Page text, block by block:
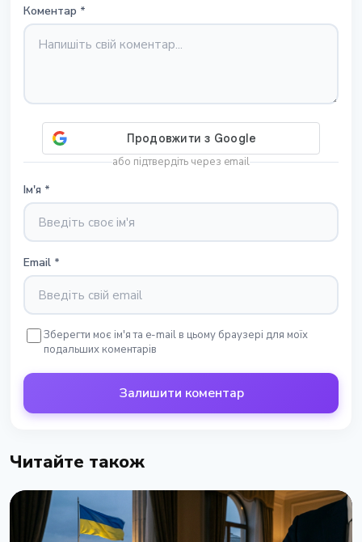
Коментар *
або підтвердіть через email
Ім'я *
Email *
Зберегти моє ім'я та e-mail в цьому браузері для моїх
подальших коментарів
Залишити коментар
Читайте також